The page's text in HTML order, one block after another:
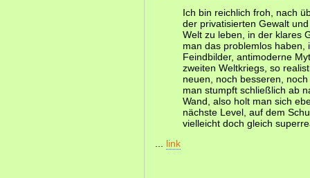
Ich bin reichlich froh, nach
der privatisierten Gewalt
Welt zu leben, in der klares
man das problemlos haben,
Feindbilder, antimoderne
zweiten Weltkriegs, so
neuen, noch besseren,
man stumpft schließlich ab
Wand, also holt man sich
nächste Level, auf dem
vielleicht doch gleich
link